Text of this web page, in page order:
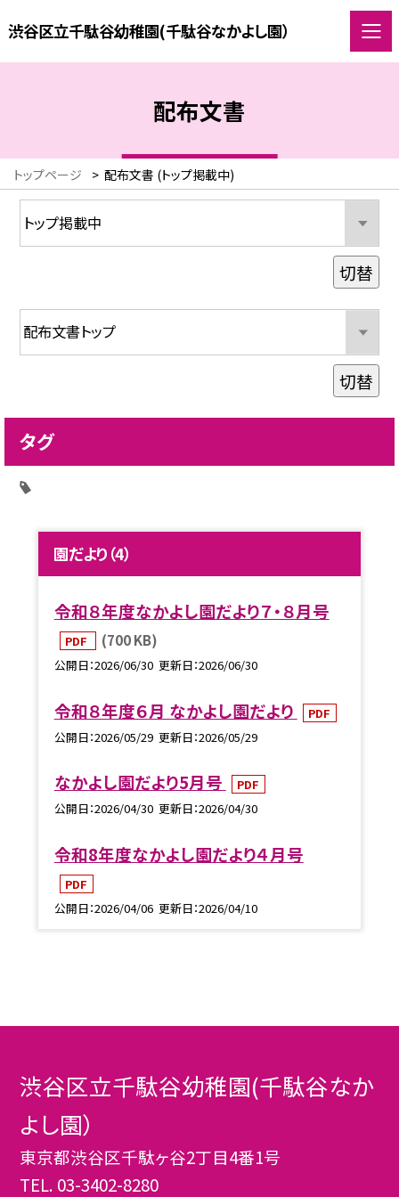
渋谷区立千駄谷幼稚園(千駄谷なかよし園）
配布文書
トップページ > 配布文書 (トップ掲載中)
園だより（4）
令和８年度なかよし園だより７・８月号
PDF (700 KB)
公開日 2026/06/30 更新日 2026/06/30
令和８年度６月 なかよし園だより
PDF
公開日 2026/05/29 更新日 2026/05/29
なかよし園だより5月号
PDF
公開日 2026/04/30 更新日 2026/04/30
令和8年度なかよし園だより４月号
PDF
公開日 2026/04/06 更新日 2026/04/10
切替
切替
タグ
渋谷区立千駄谷幼稚園(千駄谷なか
よし園）
東京都渋谷区千駄ヶ谷2丁目4番1号
TEL. 03-3402-8280